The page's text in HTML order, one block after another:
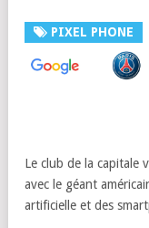
PIXEL PHONE
Le club de la capitale
avec le géant
artificielle et des